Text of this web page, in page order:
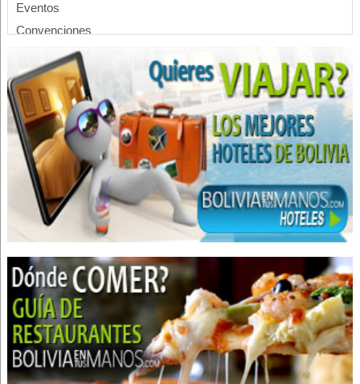
Eventos
Convenciones
Centro de Convenciones
Alojamientos
Hotelería
Asistentes